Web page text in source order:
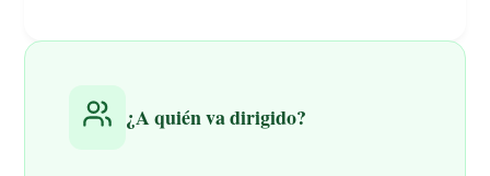
¿A quién va dirigido?